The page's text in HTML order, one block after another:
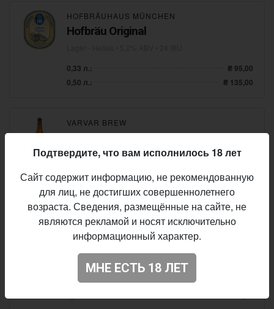
HOFBRÄUHAUS MÜNCHEN
Hofbräu Original
0,33 л.:
₴ 95,00
0,50 л.:
₴ 135,00
VARVAR BREW
Captain Salt
Sour - Traditional Gose • 5,0% ABV • 10 IBU
0,25 л.:
₴ 59,00
0,40 л.:
₴ 79,00
VARVAR BREW
APA Citra
Pale Ale - American• 5,0% ABV • 43 IBU
0,25 л.:
Подтвердите, что вам исполнилось 18 лет
Сайт содержит информацию, не рекомендованную
для лиц, не достигших совершеннолетнего
возраста. Сведения, размещённые на сайте, не
являются рекламой и носят исключительно
информационный характер.
МНЕ ЕСТЬ 18 ЛЕТ